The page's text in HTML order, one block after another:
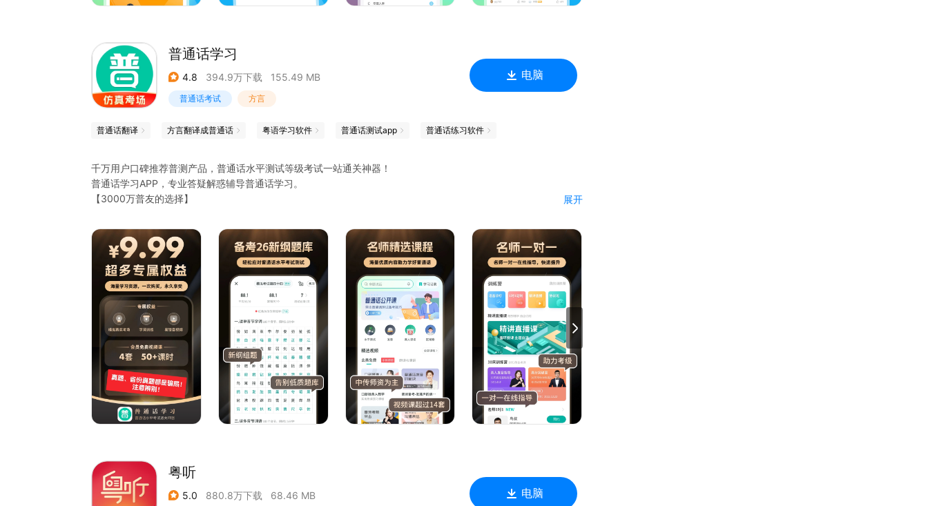
日常粤语课程，地道精品课程，还设有课后答疑纠音服务，流利粤语开口说。
普通话学习
4.8 394.9万下载 155.49 MB
普通话考试 方言
电脑
普通话翻译 方言翻译成普通话 粤语学习软件 普通话测试app 普通话练习软件
千万用户口碑推荐普测产品，普通话水平测试等级考试一站通关神器！
普通话学习APP，专业答疑解惑辅导普通话学习。
【3000万普友的选择】
2026年普通话水平测试备考指导，为您指明普通话考试方向！
1.全面的普通话考试素材
内涵《普通话水平测试》大纲表一表二，普测50篇短文朗读，普考50篇命题说话范文，附带范读音频，全面备考更
方便！
2.丰富的普通话学习课程
普考声母、韵母、声调发音课程，还有普考视频教学课程，真人老师发音指导私教服务，选择适合自己的学习课
程，学好普通话。
3.AI智能定制你的普通话学习计划
通过AI人工智能及大数据等技术帮您制定普通话学习时间与目标，自动为你定制普通话学习计划。
4.专业的发音评分功能
软件采用先进人工智能测评技术，对你的普通话发音进行评分，帮你找出错误发音。针对性纠正，有效提高普通话
水平。
5.普通话学习互动社区
玩转普通话学习社区，与广大普通话学友们一起交流普通话学习考试经验，更有趣玩配音、美文朗读等多个普通话
展开
粤听
5.0 880.8万下载 68.46 MB 电脑